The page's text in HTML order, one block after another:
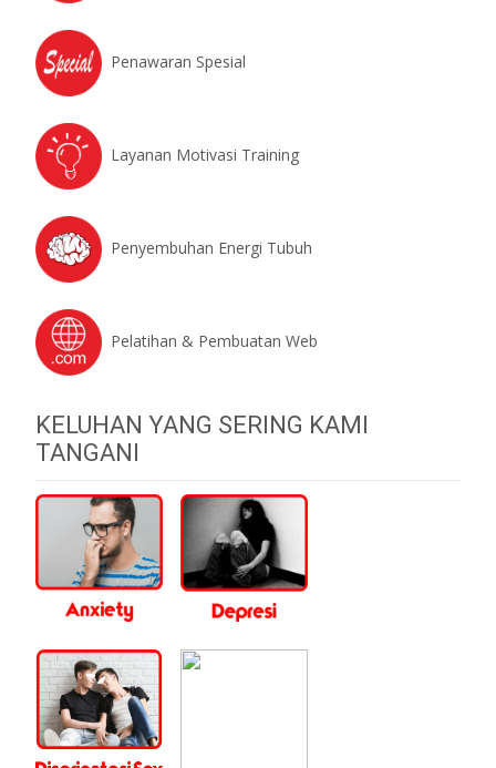
Penawaran Spesial
Layanan Motivasi Training
Penyembuhan Energi Tubuh
Pelatihan & Pembuatan Web
KELUHAN YANG SERING KAMI
TANGANI